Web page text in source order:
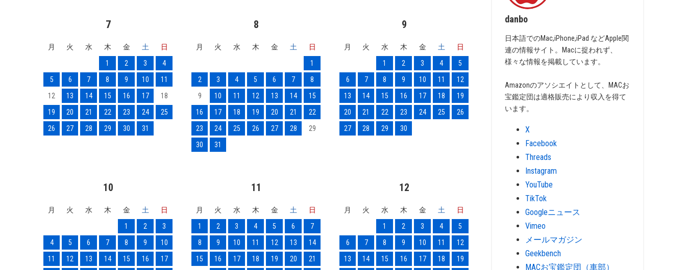
7
月 火 水 木 金 土
日
1
2 3
4
5
6 7 8 9 10
11
12
13 14 15 16 17
18
19
20 21 22 23 24
25
26
27 28 29 30 31
8
月 火 水 木 金 土
日
1
2
3 4 5 6 7
8
9
10 11 12 13 14
15
16
17 18 19 20 21
22
23
24 25 26 27 28
29
30
31
9
月 火 水 木 金 土
日
1
2 3 4
5
6
7 8 9 10 11
12
13
14 15 16 17 18
19
20
21 22 23 24 25
26
27
28 29 30
10
月 火 水 木 金 土
日
1
2
3
4
5 6 7 8 9
10
11
12 13 14 15 16 17
11
月 火 水 木 金 土
日
1
2 3 4 5 6
7
8
9 10 11 12 13
14
15
16 17 18 19 20 21
12
月 火 水 木 金 土
日
1
2 3 4
5
6
7 8 9 10 11
12
13
14 15 16 17 18 19
danbo
日本語でのMac,iPhone,iPad などApple関
連の情報サイト。Macに捉われず、
様々な情報を掲載しています。
Amazonのアソシエイトとして、MACお
宝鑑定団は適格販売により収入を得て
います。
X
Facebook
Threads
Instagram
YouTube
TikTok
Googleニュース
Vimeo
メールマガジン
Geekbench
MACお宝鑑定団（車部）